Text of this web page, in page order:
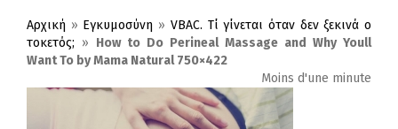
Αρχική » Εγκυμοσύνη » VBAC. Τί γίνεται όταν δεν ξεκινά ο
τοκετός; » How to Do Perineal Massage and Why Youll
Want To by Mama Natural 750×422
Moins d'une minute